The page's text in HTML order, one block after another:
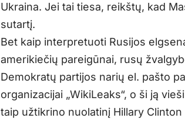
Ukraina. Jei tai tiesa, reikštų, kad
sutartį.
Bet kaip interpretuoti Rusijos
amerikiečių pareigūnai, rusų
Demokratų partijos narių el. pašto
organizacijai „WikiLeaks“, o ši ją
taip užtikrino nuolatinį Hillary